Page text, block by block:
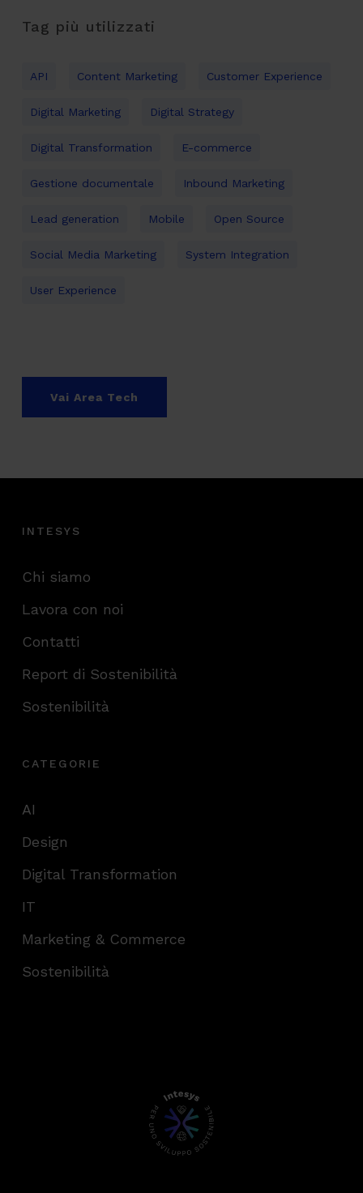
Tag più utilizzati
API Content Marketing Customer Experience
Digital Marketing Digital Strategy
Digital Transformation E-commerce
Gestione documentale Inbound Marketing
Lead generation Mobile Open Source
Social Media Marketing System Integration
User Experience
Vai Area Tech
INTESYS
Chi siamo
Lavora con noi
Contatti
Report di Sostenibilità
Sostenibilità
CATEGORIE
AI
Design
Digital Transformation
IT
Marketing & Commerce
Sostenibilità